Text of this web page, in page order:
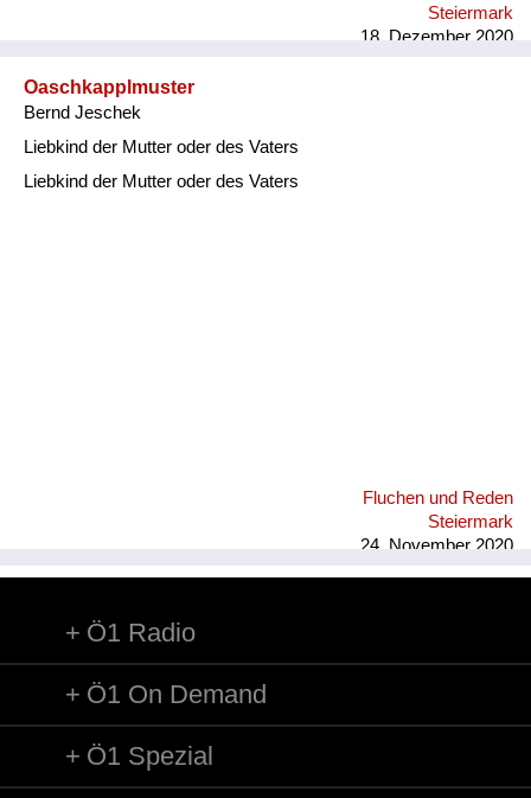
Steiermark
18. Dezember 2020
Oaschkapplmuster
Bernd Jeschek
Liebkind der Mutter oder des Vaters
Liebkind der Mutter oder des Vaters
Fluchen und Reden
Steiermark
24. November 2020
Ö1 Radio
Ö1 On Demand
Ö1 Spezial